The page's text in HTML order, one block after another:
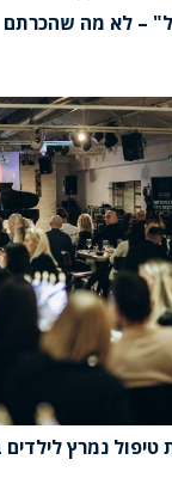
– לא מה שהכרתם
נמרץ